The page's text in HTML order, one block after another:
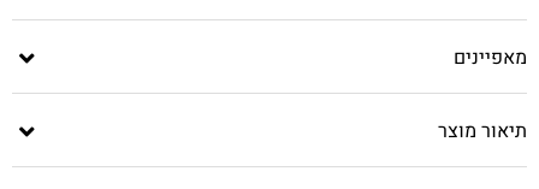
מאפיינים
תיאור מוצר